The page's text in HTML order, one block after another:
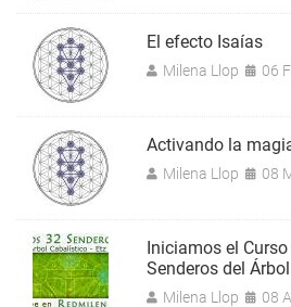
El efecto Isaías
Milena Llop 06
Activando la
Milena Llop 08
Iniciamos el
Senderos del
Milena Llop 08